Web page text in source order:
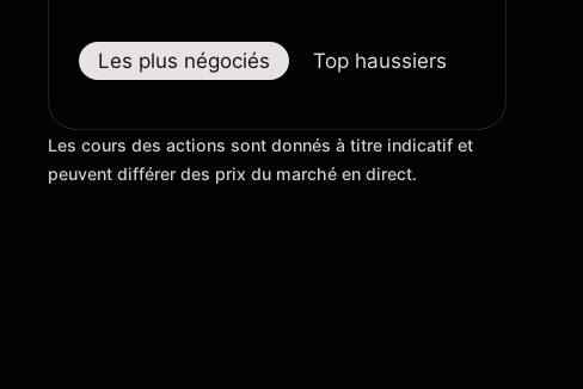
Les plus négociés Top haussiers
Les cours des actions sont donnés à titre indicatif et
peuvent différer des prix du marché en direct.